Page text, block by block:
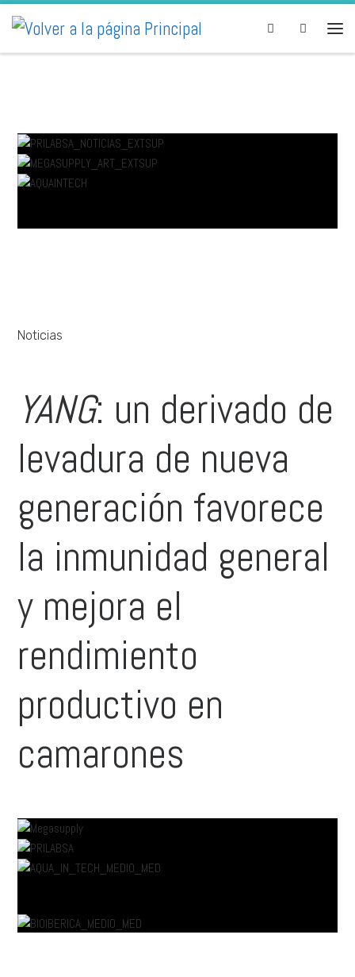
Skip to content Search
Noticias
YANG: un derivado de
levadura de nueva
generación favorece
la inmunidad general
y mejora el
rendimiento
productivo en
camarones